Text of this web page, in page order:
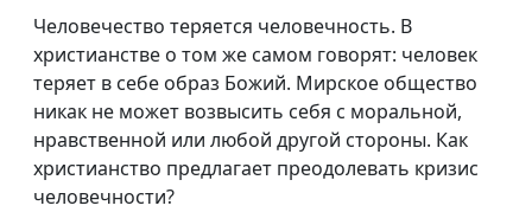
Божий план спасения
Как Бог нас спасает?
Павел Меженин,
священнослужитель
Спасение
человечества: что
Павел Меженин,
Человечество теряется человечность. В
христианстве о том же самом говорят: человек
теряет в себе образ Божий. Мирское общество
никак не может возвысить себя с моральной,
нравственной или любой другой стороны. Как
христианство предлагает преодолевать кризис
человечности?